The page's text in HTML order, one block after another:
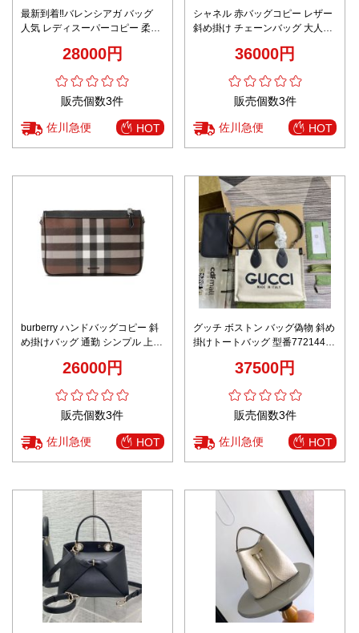
最新到着‼バレンシアガ バッグ
人気 レディスーパーコピー 柔軟
28000円
販売個数3件
佐川急便 HOT
シャネル 赤バッグコピー レザー
斜め掛け チェーンバッグ 大人気
36000円
販売個数3件
佐川急便 HOT
burberry ハンドバッグコピー 斜
め掛けバッグ 通勤 シンプル 上質
26000円
販売個数3件
佐川急便 HOT
グッチ ボストン バッグ偽物 斜め
掛けトートバッグ 型番772144
37500円
販売個数3件
佐川急便 HOT